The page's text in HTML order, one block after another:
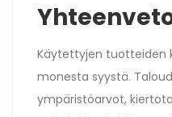
Käytettyjen tuotteiden
monesta syystä.
ympäristöarvot,